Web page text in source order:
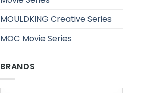
MOULDKING Creative Series
MOC Movie Series
BRANDS